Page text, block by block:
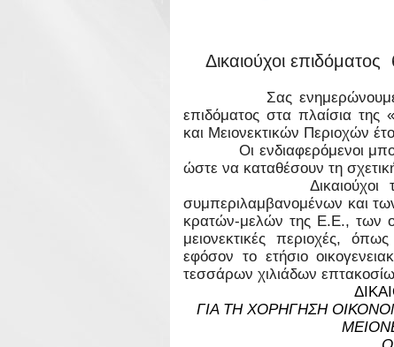
Δικαιούχοι
Σας ενημερώνουμε ότι
επιδόματος στα πλαίσια της
και Μειονεκτικών Περιοχών
Οι ενδιαφερόμενοι
ώστε να καταθέσουν τη
Δικαιούχοι της
συμπεριλαμβανομένων και
κρατών-μελών της Ε.Ε., των
μειονεκτικές περιοχές,
εφόσον το ετήσιο
τεσσάρων χιλιάδων
ΓΙΑ ΤΗ ΧΟΡΗΓΗΣΗ